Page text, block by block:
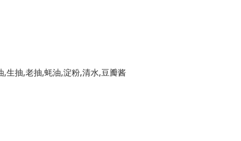
生抽,老抽,蚝油,淀粉,清水,豆瓣酱